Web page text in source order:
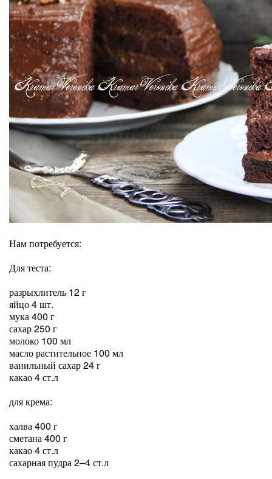
Нам потребуется:
Для теста:
разрыхлитель 12 г
яйцо 4 шт.
мука 400 г
сахар 250 г
молоко 100 мл
масло растительное 100 мл
ванильный сахар 24 г
какао 4 ст.л
для крема:
халва 400 г
сметана 400 г
какао 4 ст.л
сахарная пудра 2–4 ст.л